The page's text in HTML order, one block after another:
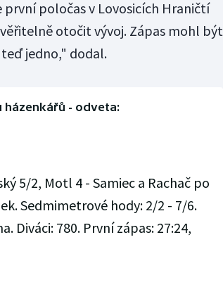
poločas v Lovosicích Hraničtí
otočit vývoj. Zápas mohl být
jedno," dodal.
házenkářů - odveta:
5/2, Motl 4 - Samiec a Rachač po
Sedmimetrové hody: 2/2 - 7/6.
Diváci: 780. První zápas: 27:24,